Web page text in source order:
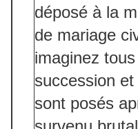
déposé à la
de mariage
imaginez
succession et
sont posés